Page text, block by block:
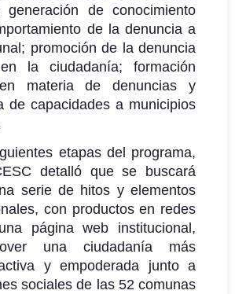
generación de conocimiento
de la denuncia a
promoción de la denuncia
la ciudadanía; formación
materia de denuncias y
de capacidades a municipios
etapas del programa,
detalló que se buscará
serie de hitos y elementos
con productos en redes
página web institucional,
una ciudadanía más
y empoderada junto a
sociales de las 52 comunas